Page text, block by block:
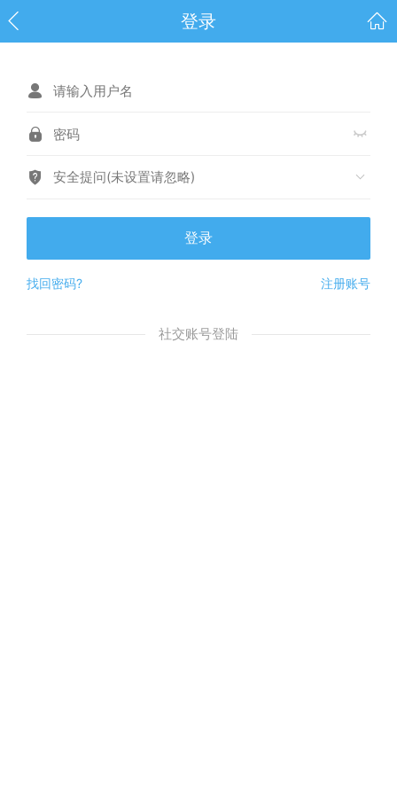
登录
安全提问(未设置请忽略)
登录
找回密码? 注册账号
社交账号登陆